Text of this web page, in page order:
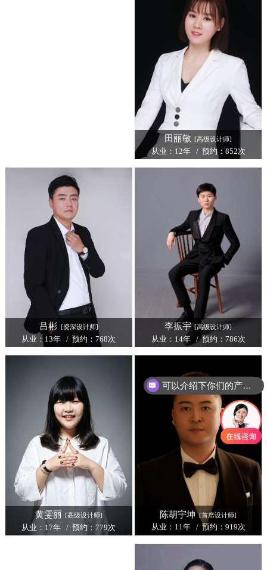
田丽敏 [高级设计师]
从业：12年 / 预约：852次
吕彬 [资深设计师]
从业：13年 / 预约：768次
李振宇 [高级设计师]
从业：14年 / 预约：786次
黄雯丽 [高级设计师]
从业：17年 / 预约：779次
陈胡宇坤 [首席设计师]
从业：11年 / 预约：919次
可以介绍下你们的产品么？